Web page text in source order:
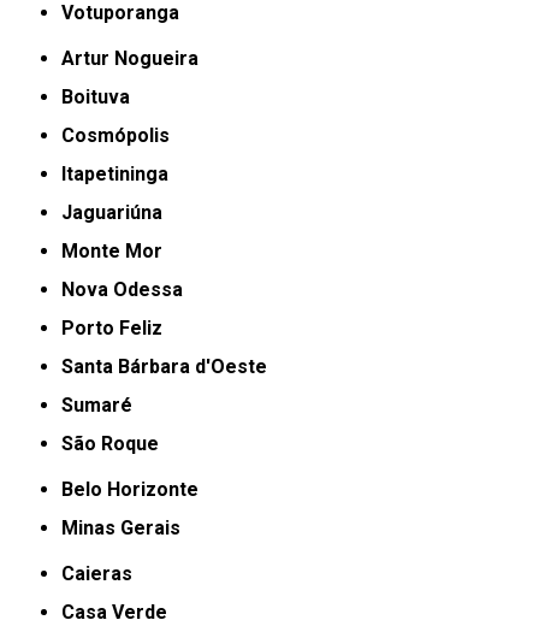
Votuporanga
Artur Nogueira
Boituva
Cosmópolis
Itapetininga
Jaguariúna
Monte Mor
Nova Odessa
Porto Feliz
Santa Bárbara d'Oeste
Sumaré
São Roque
Belo Horizonte
Minas Gerais
Caieras
Casa Verde